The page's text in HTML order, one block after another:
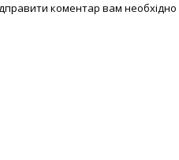
коментар вам необхідно